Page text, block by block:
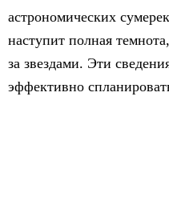
астрономических
наступит полная
за звездами. Эти
эффективно